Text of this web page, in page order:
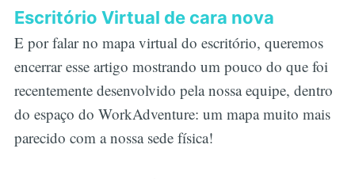
Escritório Virtual de cara nova
E por falar no mapa virtual do escritório, queremos
encerrar esse artigo mostrando um pouco do que foi
recentemente desenvolvido pela nossa equipe, dentro
do espaço do WorkAdventure: um mapa muito mais
parecido com a nossa sede física!